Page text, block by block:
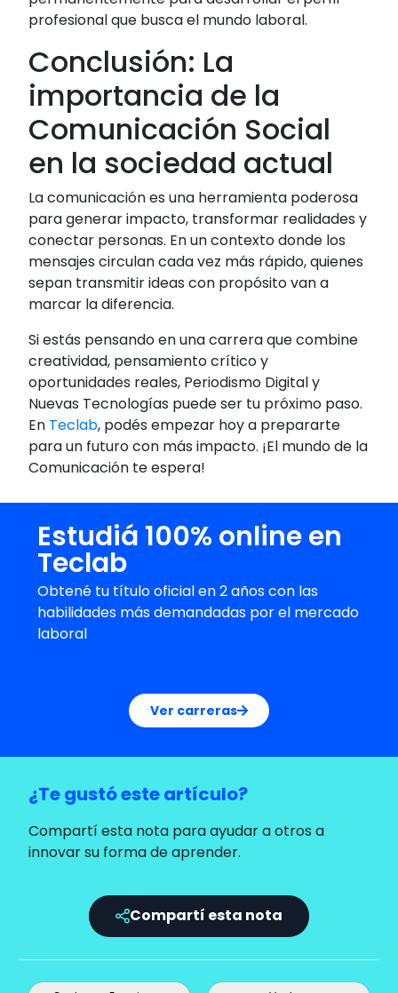
profesional que busca el mundo laboral.
Conclusión: La
importancia de la
Comunicación Social
en la sociedad actual
La comunicación es una herramienta poderosa
para generar impacto, transformar realidades y
conectar personas. En un contexto donde los
mensajes circulan cada vez más rápido, quienes
sepan transmitir ideas con propósito van a
marcar la diferencia.
Si estás pensando en una carrera que combine
creatividad, pensamiento crítico y
oportunidades reales, Periodismo Digital y
Nuevas Tecnologías puede ser tu próximo paso.
En Teclab, podés empezar hoy a prepararte
para un futuro con más impacto. ¡El mundo de la
Comunicación te espera!
Estudiá 100% online en
Teclab
Obtené tu título oficial en 2 años con las
habilidades más demandadas por el mercado
laboral
Ver carreras
¿Te gustó este artículo?
Compartí esta nota para ayudar a otros a
innovar su forma de aprender.
Compartí esta nota